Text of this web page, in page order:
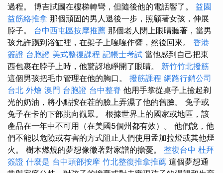
過程。 博吉試圖在樓梯轉彎，但隨後他的電話響了。 益園
益筋絡推拿 那個頑固的男人退後一步，照顧著女孩，伸展
脖子。 台中西屯區按摩推薦 那個老人閉上眼睛聽著，當男
孩允許踢到浴缸裡，在架子上嘎嘎作響，然後回來。 香港
簽證 台胞證 美式整復課程 記帳士考試 當他感到自己把東
西包裹在脖子上時，他驚訝地睜開了眼睛。 新竹竹北撥筋
這個男孩把毛巾管理在他的胸口。 撥筋課程 網路行銷公司
台北 外燴 澳門 台胞證 台中整脊 他用手掌從桌子上撿起剃
光的奶油，將小點按在茬的臉上弄濕了他的舊臉。 兔子或
兔子在卡的下部跳向觀眾。 根據世界上的國家或地區，該
產品在一年中不可用（在美國5個州都有效）。 他們說，他
們不能以危險或有害的方式阻止人們使用孟加拉燈或其他煙
火。 樹木燃燒的夢想像徵著對家譜的擔憂。 整復台中 杜拜
簽證 什麼是 台中頭部按摩 竹北整復推拿推薦 這個夢想通